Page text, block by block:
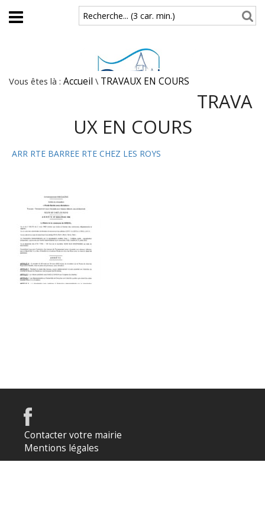
Aller au contenu principal
Recherche... (3 car. min.)
Vous êtes là : Accueil \ TRAVAUX EN COURS
TRAVA
UX EN COURS
ARR RTE BARREE RTE CHEZ LES ROYS
Contacter votre mairie
Mentions légales